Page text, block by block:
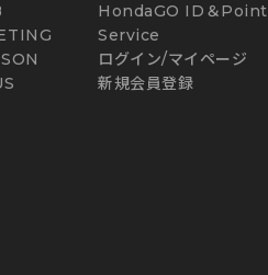
HondaGO ID＆Point
Service
ログイン/マイページ
新規会員登録